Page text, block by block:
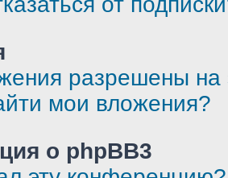
разрешены
мои вложения?
о phpBB3